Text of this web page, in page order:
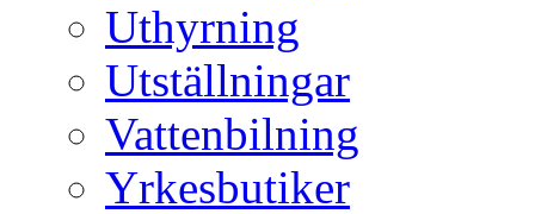
Uthyrning
Utställningar
Vattenbilning
Yrkesbutiker